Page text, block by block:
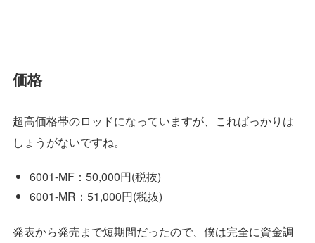
価格
超高価格帯のロッドになっていますが、こればっかりは
しょうがないですね。
6001-MF：50,000円(税抜)
6001-MR：51,000円(税抜)
発表から発売まで短期間だったので、僕は完全に資金調